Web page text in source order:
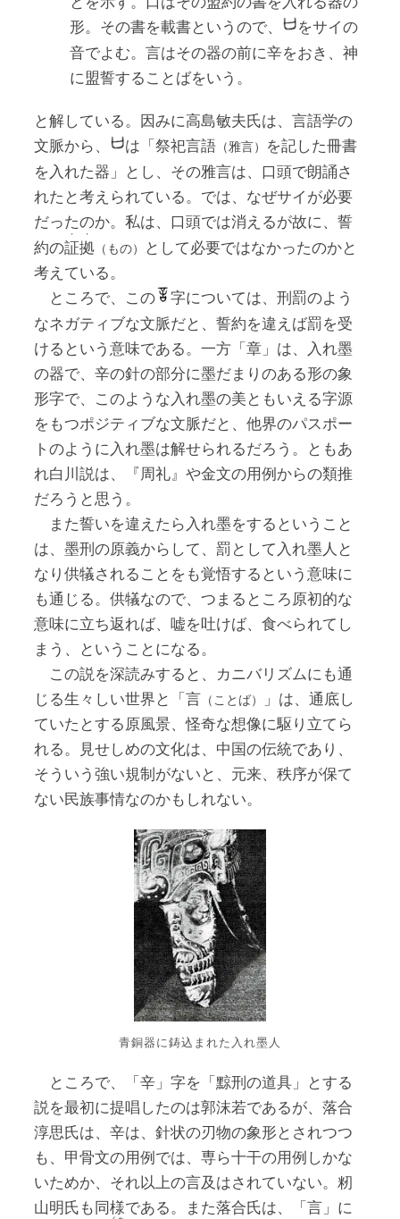
形。その書を載書というので、
をサイの
音でよむ。言はその器の前に辛をおき、神
に盟誓することばをいう。
と解している。因みに高島敏夫氏は、言語学の
文脈から、
は「祭祀言語 （雅言）
を記した冊書
を入れた器」とし、その雅言は、口頭で朗誦さ
れたと考えられている。では、なぜサイが必要
だったのか。私は、口頭では消えるが故に、誓
約の証
・
拠
・
（もの）
として必要ではなかったのかと
考えている。
ところで、この
字については、刑罰のよう
なネガティブな文脈だと、誓約を違えば罰を受
けるという意味である。一方「章」は、入れ墨
の器で、辛の針の部分に墨だまりのある形の象
形字で、このような入れ墨の美ともいえる字源
をもつポジティブな文脈だと、他界のパスポー
トのように入れ墨は解せられるだろう。ともあ
れ白川説は、『周礼』や金文の用例からの類推
だろうと思う。
また誓いを違えたら入れ墨をするということ
は、墨刑の原義からして、罰として入れ墨人と
なり供犠されることをも覚悟するという意味に
も通じる。供犠なので、つまるところ原初的な
意味に立ち返れば、嘘を吐けば、食べられてし
まう、ということになる。
この説を深読みすると、カニバリズムにも通
じる生々しい世界と「言 （ことば）
」は、通底し
ていたとする原風景、怪奇な想像に駆り立てら
れる。見せしめの文化は、中国の伝統であり、
そういう強い規制がないと、元来、秩序が保て
ない民族事情なのかもしれない。
青銅器に鋳込まれた入れ墨人
ところで、「辛」字を「黥刑の道具」とする
説を最初に提唱したのは郭沫若であるが、落合
淳思氏は、辛は、針状の刃物の象形とされつつ
も、甲骨文の用例では、専ら十干の用例しかな
いためか、それ以上の言及はされていない。籾
山明氏も同様である。また落合氏は、「言」に